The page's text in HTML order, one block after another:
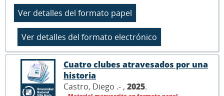
Cuatro clubes atravesados por una
historia
Castro, Diego .- , 2025.